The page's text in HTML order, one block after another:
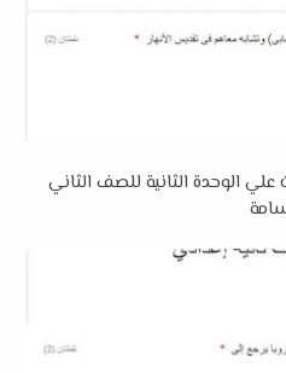
الوحدة الثانية للصف الثاني